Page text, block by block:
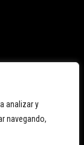
analizar y
navegando,